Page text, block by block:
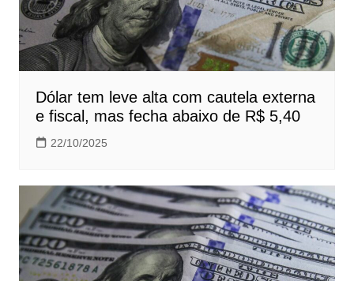
Dólar tem leve alta com cautela externa
e fiscal, mas fecha abaixo de R$ 5,40
22/10/2025